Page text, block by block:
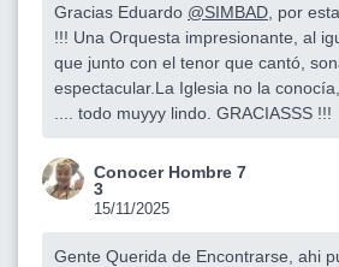
Gracias Eduardo @SIMBAD , por
!!! Una Orquesta impresionante, al
que junto con el tenor que cantó,
espectacular.La Iglesia no la
.... todo muyyy lindo. GRACIASSS !!!
Conocer Hombre 7
3
15/11/2025
Gente Querida de Encontrarse, ahi